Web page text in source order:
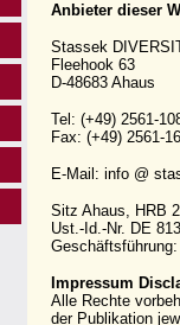
Anbieter dieser
Stassek
Fleehook 63
D-48683 Ahaus
Tel: (+49) 2561-
Fax: (+49) 2561-
E-Mail: info @
Sitz Ahaus, HRB
Ust.-Id.-Nr. DE
Impressum
Alle Rechte
der Publikation